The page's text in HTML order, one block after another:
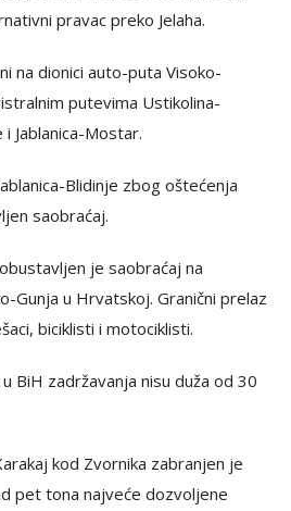
pravac preko Jelaha.
na dionici auto-puta Visoko-
putevima Ustikolina-
Jablanica-Mostar.
Blidinje zbog oštećenja
saobraćaj.
je saobraćaj na
Gunja u Hrvatskoj. Granični prelaz
biciklisti i motociklisti.
BiH zadržavanja nisu duža od 30
kod Zvornika zabranjen je
pet tona najveće dozvoljene